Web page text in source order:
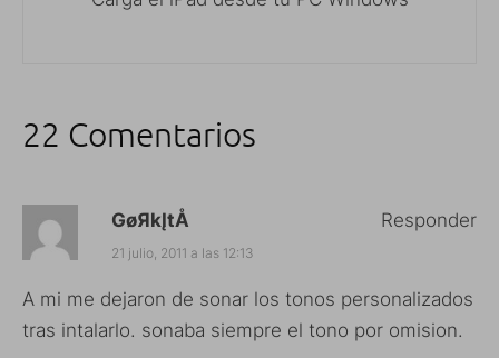
22 Comentarios
GøЯkĮtÅ
21 julio, 2011 a las 12:13
A mi me dejaron de sonar los tonos personalizados
tras intalarlo. sonaba siempre el tono por omision.
Responder